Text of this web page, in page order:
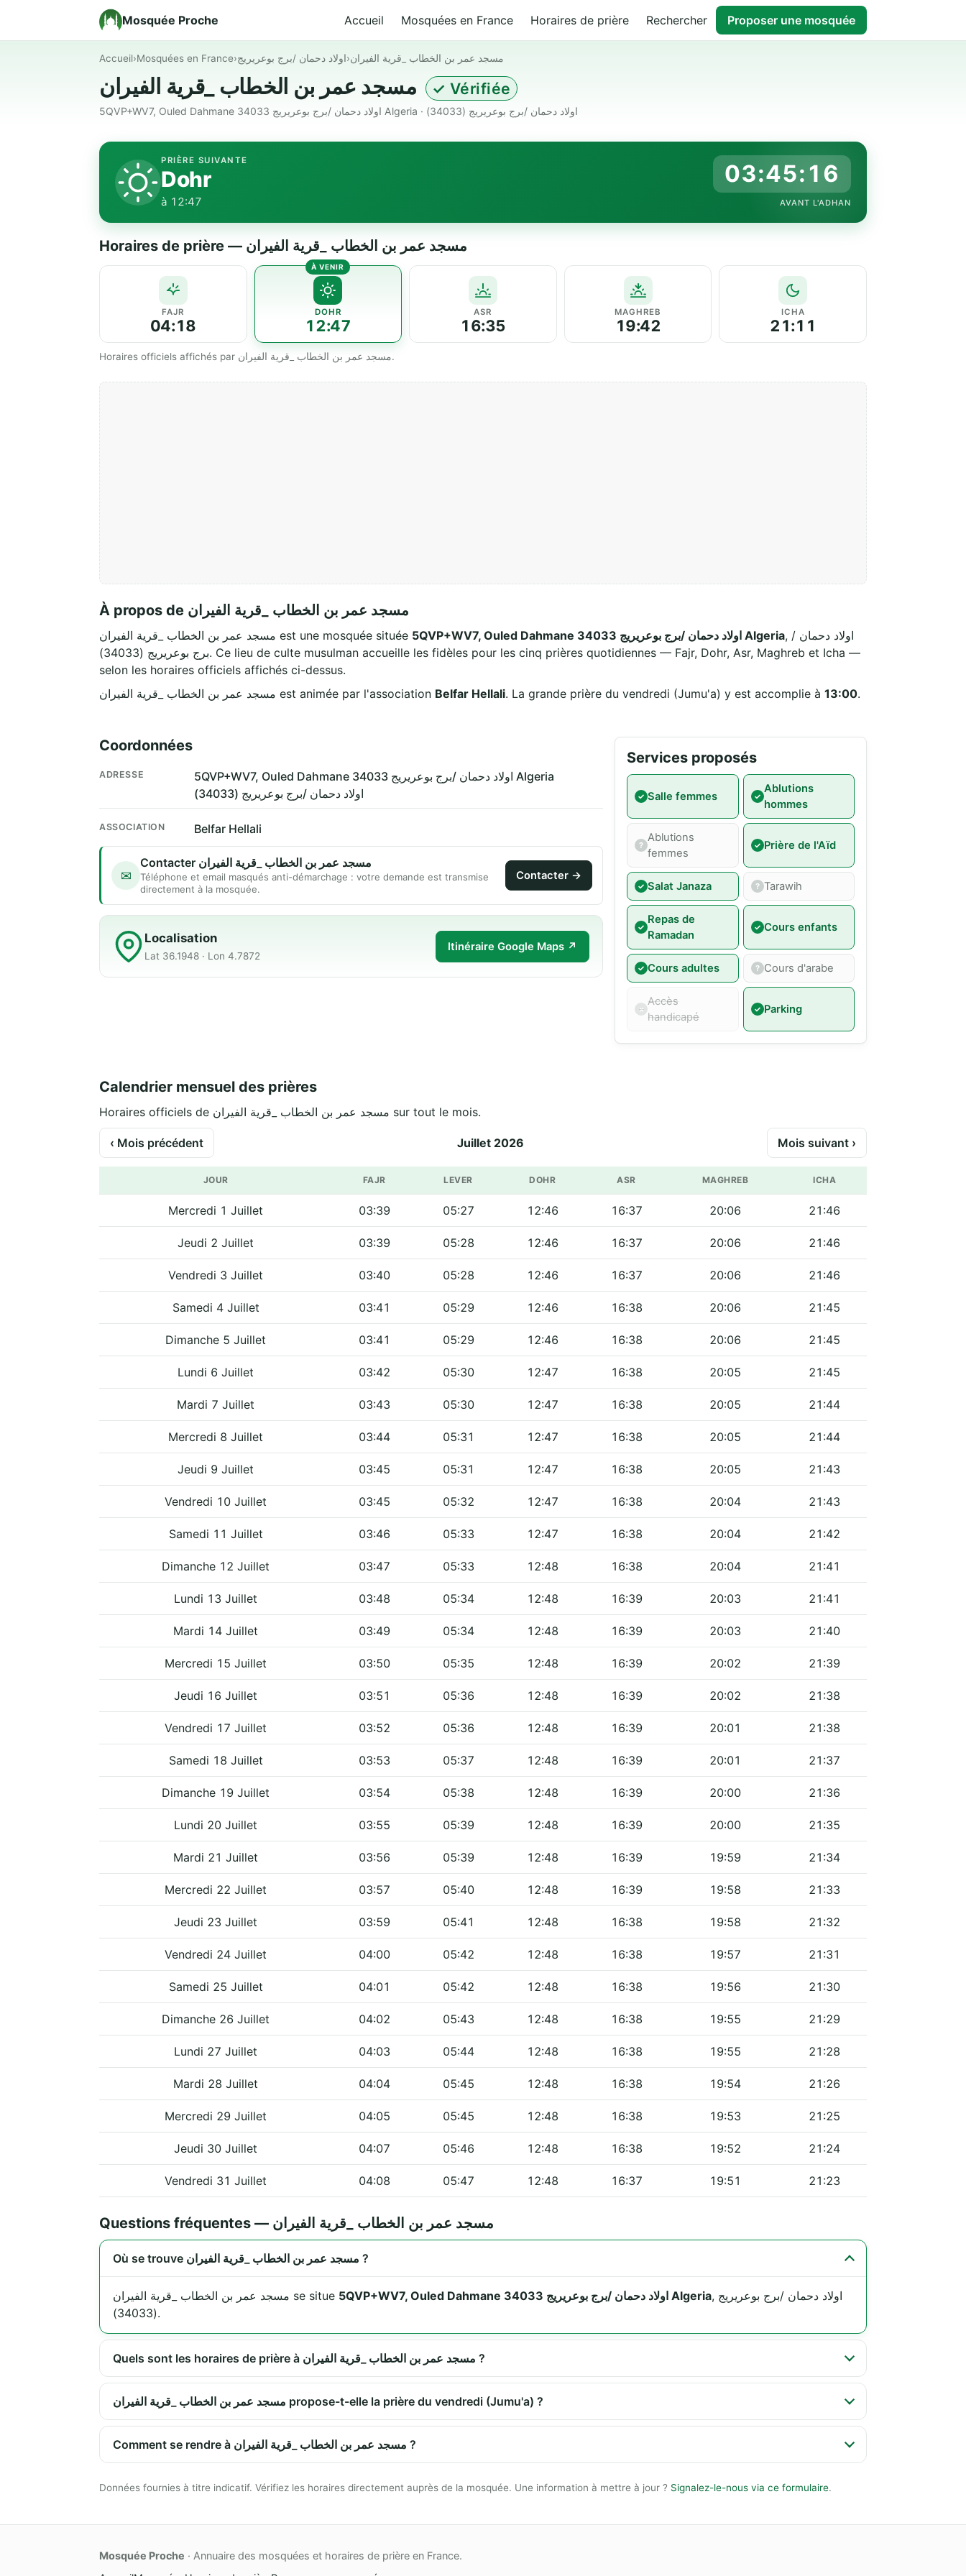
Mosquée Proche Accueil Mosquées en France Horaires de prière Rechercher Proposer une mosquée
Accueil›Mosquées en France›اولاد دحمان /برج بوعريريج›مسجد عمر بن الخطاب _قرية الفيران
✓ Vérifiée
5QVP+WV7, Ouled Dahmane 34033 اولاد دحمان /برج بوعريريج Algeria · اولاد دحمان /برج بوعريريج (34033)
PRIÈRE SUIVANTE
Dohr
à 12:47
03:45:15
AVANT L'ADHAN
Horaires de prière — مسجد عمر بن الخطاب _قرية الفيران
FAJR
04:18
DOHR
12:47
ASR
16:35
MAGHREB
19:42
ICHA
21:11
Horaires officiels affichés par مسجد عمر بن الخطاب _قرية الفيران.
À propos de مسجد عمر بن الخطاب _قرية الفيران
مسجد عمر بن الخطاب _قرية الفيران est une mosquée située 5QVP+WV7, Ouled Dahmane 34033 اولاد دحمان /برج بوعريريج Algeria, اولاد دحمان /
برج بوعريريج (34033). Ce lieu de culte musulman accueille les fidèles pour les cinq prières quotidiennes — Fajr, Dohr, Asr, Maghreb et Icha —
selon les horaires officiels affichés ci-dessus.
مسجد عمر بن الخطاب _قرية الفيران est animée par l'association Belfar Hellali. La grande prière du vendredi (Jumu'a) y est accomplie à 13:00.
Coordonnées
ADRESSE
5QVP+WV7, Ouled Dahmane 34033 اولاد دحمان /برج بوعريريج Algeria
اولاد دحمان /برج بوعريريج (34033)
ASSOCIATION Belfar Hellali
✉
Contacter مسجد عمر بن الخطاب _قرية الفيران
Téléphone et email masqués anti-démarchage : votre demande est transmise
directement à la mosquée.
Contacter →
Localisation
Lat 36.1948 · Lon 4.7872
Itinéraire Google Maps ↗
Services proposés
Salle femmes
Ablutions
hommes
Ablutions
femmes
Prière de l'Aïd
Salat Janaza Tarawih
Repas de
Ramadan
Cours enfants
Cours adultes Cours d'arabe
Accès
handicapé
Parking
Calendrier mensuel des prières
Horaires officiels de مسجد عمر بن الخطاب _قرية الفيران sur tout le mois.
‹ Mois précédent Juillet 2026 Mois suivant ›
JOUR FAJR LEVER DOHR ASR MAGHREB ICHA
Mercredi 1 Juillet 03:39 05:27 12:46 16:37 20:06 21:46
Jeudi 2 Juillet 03:39 05:28 12:46 16:37 20:06 21:46
Vendredi 3 Juillet 03:40 05:28 12:46 16:37 20:06 21:46
Samedi 4 Juillet 03:41 05:29 12:46 16:38 20:06 21:45
Dimanche 5 Juillet 03:41 05:29 12:46 16:38 20:06 21:45
Lundi 6 Juillet 03:42 05:30 12:47 16:38 20:05 21:45
Mardi 7 Juillet 03:43 05:30 12:47 16:38 20:05 21:44
Mercredi 8 Juillet 03:44 05:31 12:47 16:38 20:05 21:44
Jeudi 9 Juillet 03:45 05:31 12:47 16:38 20:05 21:43
Vendredi 10 Juillet 03:45 05:32 12:47 16:38 20:04 21:43
Samedi 11 Juillet 03:46 05:33 12:47 16:38 20:04 21:42
Dimanche 12 Juillet 03:47 05:33 12:48 16:38 20:04 21:41
Lundi 13 Juillet 03:48 05:34 12:48 16:39 20:03 21:41
Mardi 14 Juillet 03:49 05:34 12:48 16:39 20:03 21:40
Mercredi 15 Juillet 03:50 05:35 12:48 16:39 20:02 21:39
Jeudi 16 Juillet 03:51 05:36 12:48 16:39 20:02 21:38
Vendredi 17 Juillet 03:52 05:36 12:48 16:39 20:01 21:38
Samedi 18 Juillet 03:53 05:37 12:48 16:39 20:01 21:37
Dimanche 19 Juillet 03:54 05:38 12:48 16:39 20:00 21:36
Lundi 20 Juillet 03:55 05:39 12:48 16:39 20:00 21:35
Mardi 21 Juillet 03:56 05:39 12:48 16:39 19:59 21:34
Mercredi 22 Juillet 03:57 05:40 12:48 16:39 19:58 21:33
Jeudi 23 Juillet 03:59 05:41 12:48 16:38 19:58 21:32
Vendredi 24 Juillet 04:00 05:42 12:48 16:38 19:57 21:31
Samedi 25 Juillet 04:01 05:42 12:48 16:38 19:56 21:30
Dimanche 26 Juillet 04:02 05:43 12:48 16:38 19:55 21:29
Lundi 27 Juillet 04:03 05:44 12:48 16:38 19:55 21:28
Mardi 28 Juillet 04:04 05:45 12:48 16:38 19:54 21:26
Mercredi 29 Juillet 04:05 05:45 12:48 16:38 19:53 21:25
Jeudi 30 Juillet 04:07 05:46 12:48 16:38 19:52 21:24
Vendredi 31 Juillet 04:08 05:47 12:48 16:37 19:51 21:23
Questions fréquentes — مسجد عمر بن الخطاب _قرية الفيران
Où se trouve مسجد عمر بن الخطاب _قرية الفيران ?
مسجد عمر بن الخطاب _قرية الفيران se situe 5QVP+WV7, Ouled Dahmane 34033 اولاد دحمان /برج بوعريريج Algeria, اولاد دحمان /برج بوعريريج
(34033).
Quels sont les horaires de prière à مسجد عمر بن الخطاب _قرية الفيران ?
مسجد عمر بن الخطاب _قرية الفيران propose-t-elle la prière du vendredi (Jumu'a) ?
Comment se rendre à مسجد عمر بن الخطاب _قرية الفيران ?
Données fournies à titre indicatif. Vérifiez les horaires directement auprès de la mosquée. Une information à mettre à jour ? Signalez-le-nous via ce formulaire.
Mosquée Proche · Annuaire des mosquées et horaires de prière en France.